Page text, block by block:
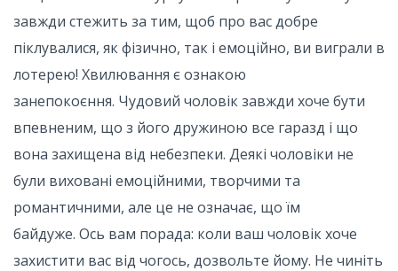
завжди стежить за тим, щоб про вас добре
піклувалися, як фізично, так і емоційно, ви виграли в
лотерею! Хвилювання є ознакою
занепокоєння. Чудовий чоловік завжди хоче бути
впевненим, що з його дружиною все гаразд і що
вона захищена від небезпеки. Деякі чоловіки не
були виховані емоційними, творчими та
романтичними, але це не означає, що їм
байдуже. Ось вам порада: коли ваш чоловік хоче
захистити вас від чогось, дозвольте йому. Не чиніть